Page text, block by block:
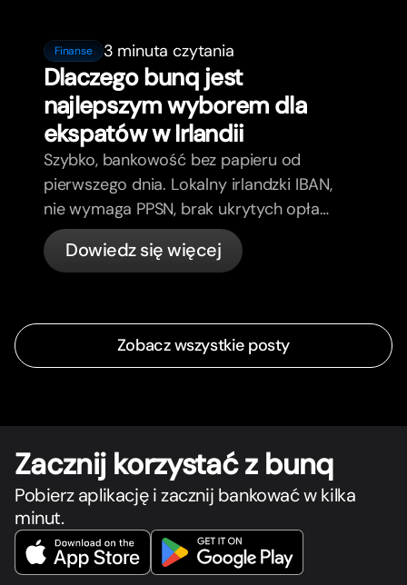
Finanse 3 minuta czytania
Dlaczego bunq jest
najlepszym wyborem dla
ekspatów w Irlandii
Szybko, bankowość bez papieru od
pierwszego dnia. Lokalny irlandzki IBAN,
nie wymaga PPSN, brak ukrytych opłat,
bunq dla ekspatów w Irlandii.
Dowiedz się więcej
Zobacz wszystkie posty
Zacznij korzystać z bunq
Pobierz aplikację i zacznij bankować w kilka
minut.